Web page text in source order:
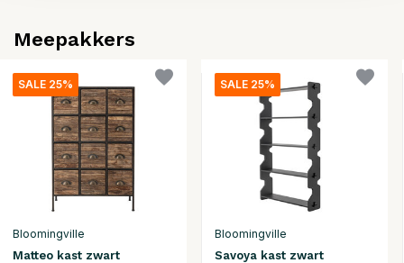
Meepakkers
SALE 25%
Bloomingville
Matteo kast zwart
SALE 25%
Bloomingville
Savoya kast zwart